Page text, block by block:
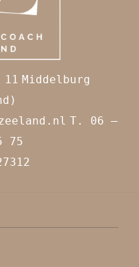
11 Middelburg
T. 06 –
75